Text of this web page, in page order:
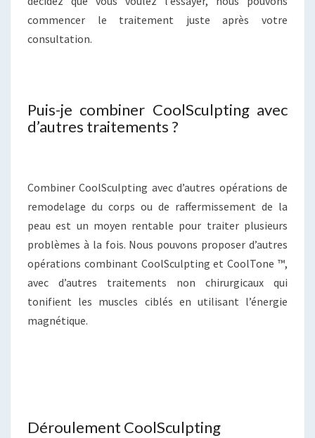
commencer le traitement juste après votre
consultation.
Puis-je combiner CoolSculpting avec
d’autres traitements ?
Combiner CoolSculpting avec d’autres opérations de
remodelage du corps ou de raffermissement de la
peau est un moyen rentable pour traiter plusieurs
problèmes à la fois. Nous pouvons proposer d’autres
opérations combinant CoolSculpting et CoolTone ™,
avec d’autres traitements non chirurgicaux qui
tonifient les muscles ciblés en utilisant l’énergie
magnétique.
Déroulement CoolSculpting